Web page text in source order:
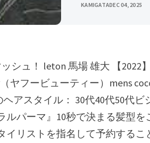
KAMIGATADEC 04, 2025
ヤフービューティー）mens
ヘアスタイル： 30代40代50代ビ
ルパーマ』10秒で決まる髪型
イリストを指名して予約するこ